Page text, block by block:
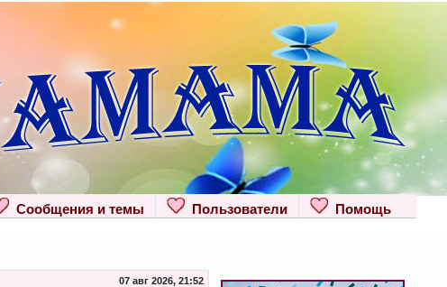
Помощь
Пользователи
Сообщения и темы
07 авг 2026, 21:52